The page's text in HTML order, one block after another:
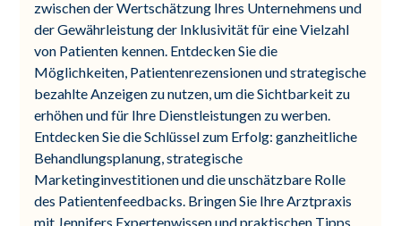
zwischen der Wertschätzung Ihres Unternehmens und
der Gewährleistung der Inklusivität für eine Vielzahl
von Patienten kennen. Entdecken Sie die
Möglichkeiten, Patientenrezensionen und strategische
bezahlte Anzeigen zu nutzen, um die Sichtbarkeit zu
erhöhen und für Ihre Dienstleistungen zu werben.
Entdecken Sie die Schlüssel zum Erfolg: ganzheitliche
Behandlungsplanung, strategische
Marketinginvestitionen und die unschätzbare Rolle
des Patientenfeedbacks. Bringen Sie Ihre Arztpraxis
mit Jennifers Expertenwissen und praktischen Tipps